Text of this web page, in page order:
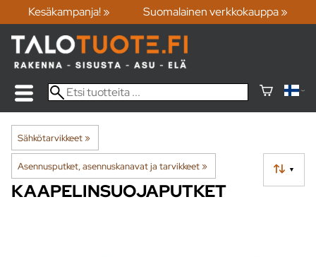
Kesäkampanja! » Suomalainen verkkokauppa »
Sähkötarvikkeet‪»
Asennusputket, asennuskanavat ja tarvikkeet‪» ▼
KAAPELINSUOJAPUTKET